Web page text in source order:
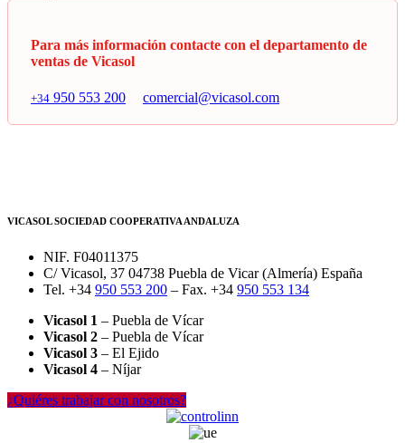
Para más información contacte con el departamento de
ventas de Vicasol
+34 950 553 200 comercial@vicasol.com
VICASOL SOCIEDAD COOPERATIVA ANDALUZA
NIF. F04011375
C/ Vicasol, 37 04738 Puebla de Vicar (Almería) España
Tel. +34 950 553 200 – Fax. +34 950 553 134
Vicasol 1 – Puebla de Vícar
Vicasol 2 – Puebla de Vícar
Vicasol 3 – El Ejido
Vicasol 4 – Níjar
¿Quiéres trabajar con nosotros?